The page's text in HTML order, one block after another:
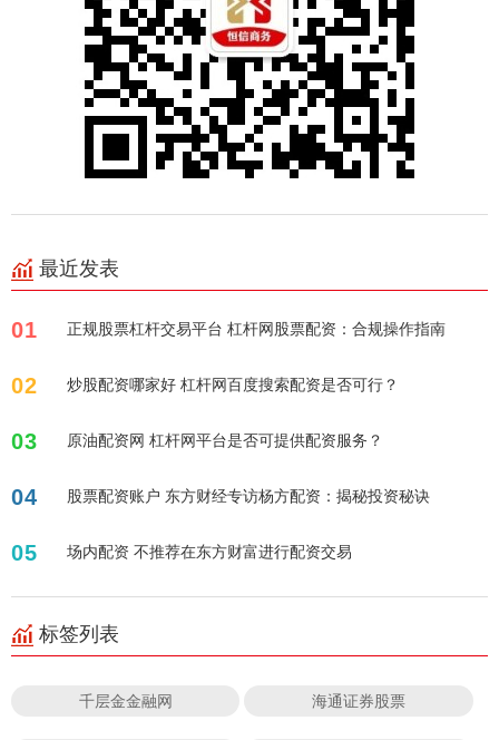
最近发表
01 正规股票杠杆交易平台 杠杆网股票配资：合规操作指南
02 炒股配资哪家好 杠杆网百度搜索配资是否可行？
03 原油配资网 杠杆网平台是否可提供配资服务？
04 股票配资账户 东方财经专访杨方配资：揭秘投资秘诀
05 场内配资 不推荐在东方财富进行配资交易
标签列表
千层金金融网 海通证券股票